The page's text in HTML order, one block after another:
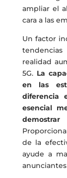
ampliar el
cara a las
Un factor
realidad
5G. La
en las
diferencia
esencial
de la
ayude a